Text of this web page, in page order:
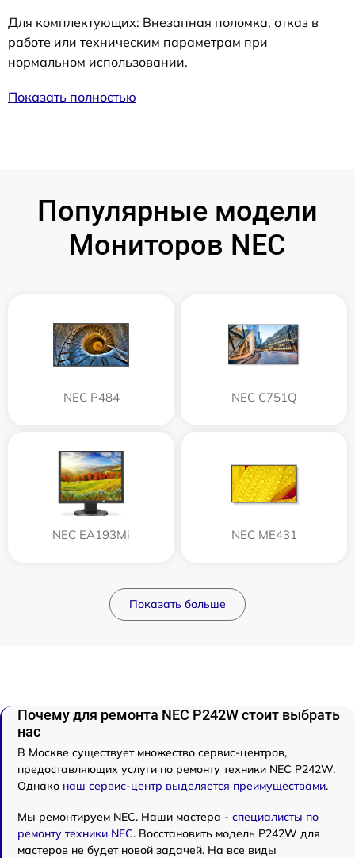
Для комплектующих: Внезапная поломка, отказ в
работе или техническим параметрам при
нормальном использовании.
Показать полностью
Популярные модели
Мониторов NEC
NEC P484 NEC C751Q
NEC EA193Mi NEC ME431
Показать больше
Почему для ремонта NEC P242W стоит выбрать
нас
В Москве существует множество сервис-центров,
предоставляющих услуги по ремонту техники NEC P242W.
Однако наш сервис-центр выделяется преимуществами.
Мы ремонтируем NEC. Наши мастера - специалисты по
ремонту техники NEC. Восстановить модель P242W для
мастеров не будет новой задачей. На все виды